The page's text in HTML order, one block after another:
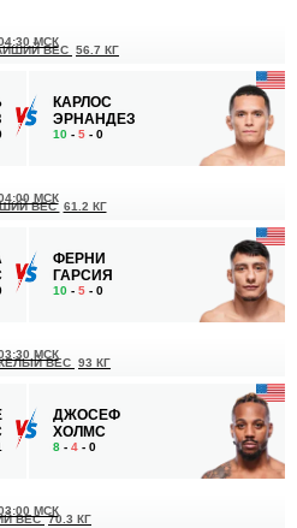
МСК
ВЕС 56.7 КГ
КАРЛОС
ЭРНАНДЕЗ
10 - 5 - 0
МСК
ВЕС 61.2 КГ
ФЕРНИ
ГАРСИЯ
10 - 5 - 0
МСК
ВЕС 93 КГ
ДЖОСЕФ
ХОЛМС
8 - 4 - 0
МСК
ВЕС 70.3 КГ